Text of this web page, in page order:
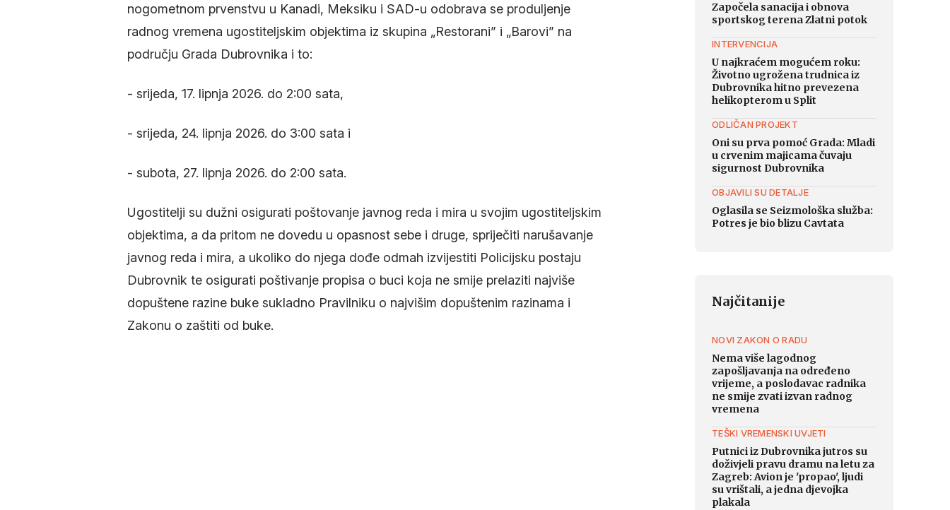
nogometnom prvenstvu u Kanadi, Meksiku i SAD-u odobrava se produljenje
radnog vremena ugostiteljskim objektima iz skupina „Restorani” i „Barovi” na
području Grada Dubrovnika i to:
- srijeda, 17. lipnja 2026. do 2:00 sata,
- srijeda, 24. lipnja 2026. do 3:00 sata i
- subota, 27. lipnja 2026. do 2:00 sata.
Ugostitelji su dužni osigurati poštovanje javnog reda i mira u svojim ugostiteljskim
objektima, a da pritom ne dovedu u opasnost sebe i druge, spriječiti narušavanje
javnog reda i mira, a ukoliko do njega dođe odmah izvijestiti Policijsku postaju
Dubrovnik te osigurati poštivanje propisa o buci koja ne smije prelaziti najviše
dopuštene razine buke sukladno Pravilniku o najvišim dopuštenim razinama i
Zakonu o zaštiti od buke.
Započela sanacija i obnova
sportskog terena Zlatni potok
INTERVENCIJA
U najkraćem mogućem roku:
Životno ugrožena trudnica iz
Dubrovnika hitno prevezena
helikopterom u Split
ODLIČAN PROJEKT
Oni su prva pomoć Grada: Mladi
u crvenim majicama čuvaju
sigurnost Dubrovnika
OBJAVILI SU DETALJE
Oglasila se Seizmološka služba:
Potres je bio blizu Cavtata
Najčitanije
NOVI ZAKON O RADU
Nema više lagodnog
zapošljavanja na određeno
vrijeme, a poslodavac radnika
ne smije zvati izvan radnog
vremena
TEŠKI VREMENSKI UVJETI
Putnici iz Dubrovnika jutros su
doživjeli pravu dramu na letu za
Zagreb: Avion je 'propao', ljudi
su vrištali, a jedna djevojka
plakala